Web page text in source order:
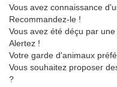
Vous avez connaissance
Recommandez-le !
Vous avez été déçu par
Alertez !
Votre garde d'animaux
Vous souhaitez proposer
?